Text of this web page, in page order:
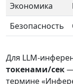
Экономика
Безопасность
Для LLM-
токенами/сек
термине